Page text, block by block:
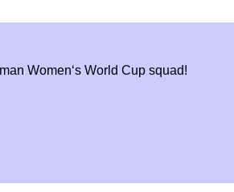
Women‘s World Cup squad!